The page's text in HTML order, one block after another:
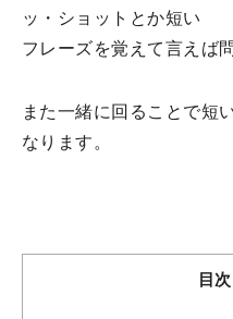
ッ・ショットとか短い
フレーズを覚えて言えば
また一緒に回ることで短
なります。
目次